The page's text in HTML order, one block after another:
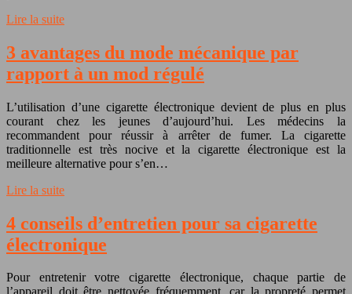
Lire la suite
3 avantages du mode mécanique par
rapport à un mod régulé
L’utilisation d’une cigarette électronique devient de plus en plus
courant chez les jeunes d’aujourd’hui. Les médecins la
recommandent pour réussir à arrêter de fumer. La cigarette
traditionnelle est très nocive et la cigarette électronique est la
meilleure alternative pour s’en…
Lire la suite
4 conseils d’entretien pour sa cigarette
électronique
Pour entretenir votre cigarette électronique, chaque partie de